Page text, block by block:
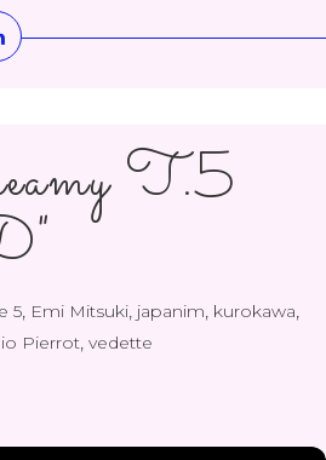
T.5
5, Emi Mitsuki, japanim, kurokawa,
Pierrot, vedette